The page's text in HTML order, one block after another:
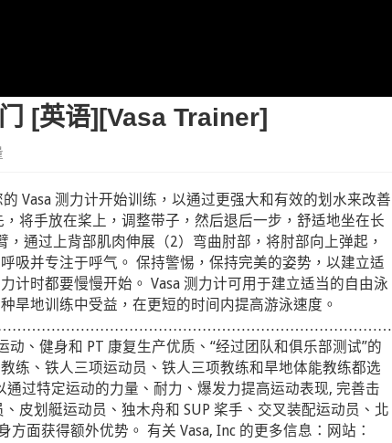
[英语][Vasa Trainer]
Vasa 测力计开始训练，以通过更强大和有效的划水来改善
将手放在桨上，调整带子，然后退后一步，舒适地坐在长
通过上背部肌肉伸展（2）弯曲肘部，将肘部向上弹起，
吸并专注于呼气。 保持警惕，保持完美的姿势，以建立适
计时都要慢慢开始。 Vasa 测力计可用于建立适当的自由泳
旱地训练中受益，在更短的时间内提高游泳速度。
身和 PT 康复生产优质、“经过团队和俱乐部测试”的
练、铁人三项运动员、铁人三项教练和旱地体能教练都选
通过特定运动的力量、耐力、爆发力提高运动表现, 完善击
皮划艇运动员、独木舟和 SUP 桨手、交叉装配运动员、北
面获得额外优势。 有关 Vasa, Inc 的更多信息：网站：